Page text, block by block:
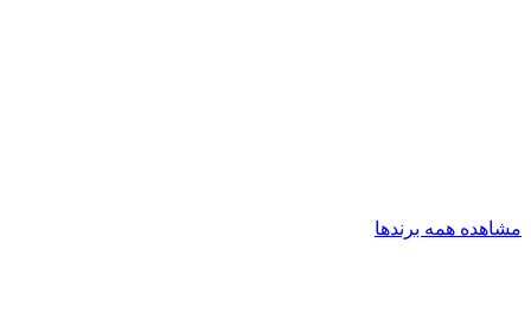
مشاهده همه برندها